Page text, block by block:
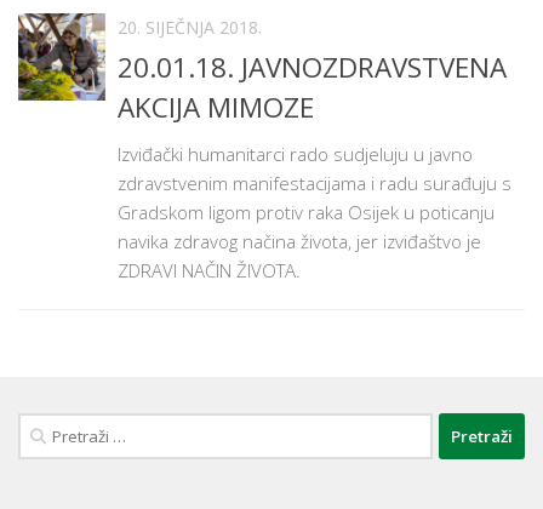
20. SIJEČNJA 2018.
20.01.18. JAVNOZDRAVSTVENA
AKCIJA MIMOZE
Izviđački humanitarci rado sudjeluju u javno
zdravstvenim manifestacijama i radu surađuju s
Gradskom ligom protiv raka Osijek u poticanju
navika zdravog načina života, jer izviđaštvo je
ZDRAVI NAČIN ŽIVOTA.
Pretraži: